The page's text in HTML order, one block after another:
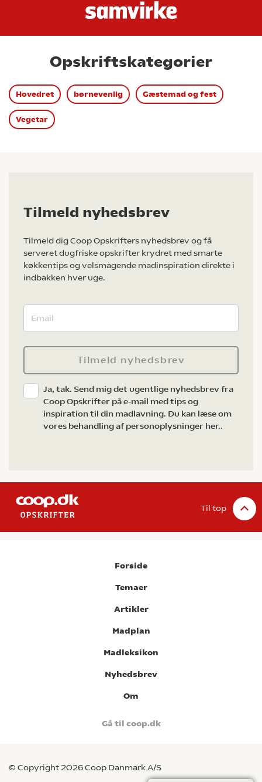
Opskriftskategorier
Hovedret børnevenlig Gæstemad og fest
Vegetar
Tilmeld nyhedsbrev
Tilmeld dig Coop Opskrifters nyhedsbrev og få
serveret dugfriske opskrifter krydret med smarte
køkkentips og velsmagende madinspiration direkte i
indbakken hver uge.
Tilmeld nyhedsbrev
Ja, tak. Send mig det ugentlige nyhedsbrev fra
Coop Opskrifter på e-mail med tips og
inspiration til din madlavning. Du kan læse om
vores behandling af personoplysninger her..
Til top
Forside
Temaer
Artikler
Madplan
Madleksikon
Nyhedsbrev
Om
Gå til coop.dk
© Copyright 2026 Coop Danmark A/S